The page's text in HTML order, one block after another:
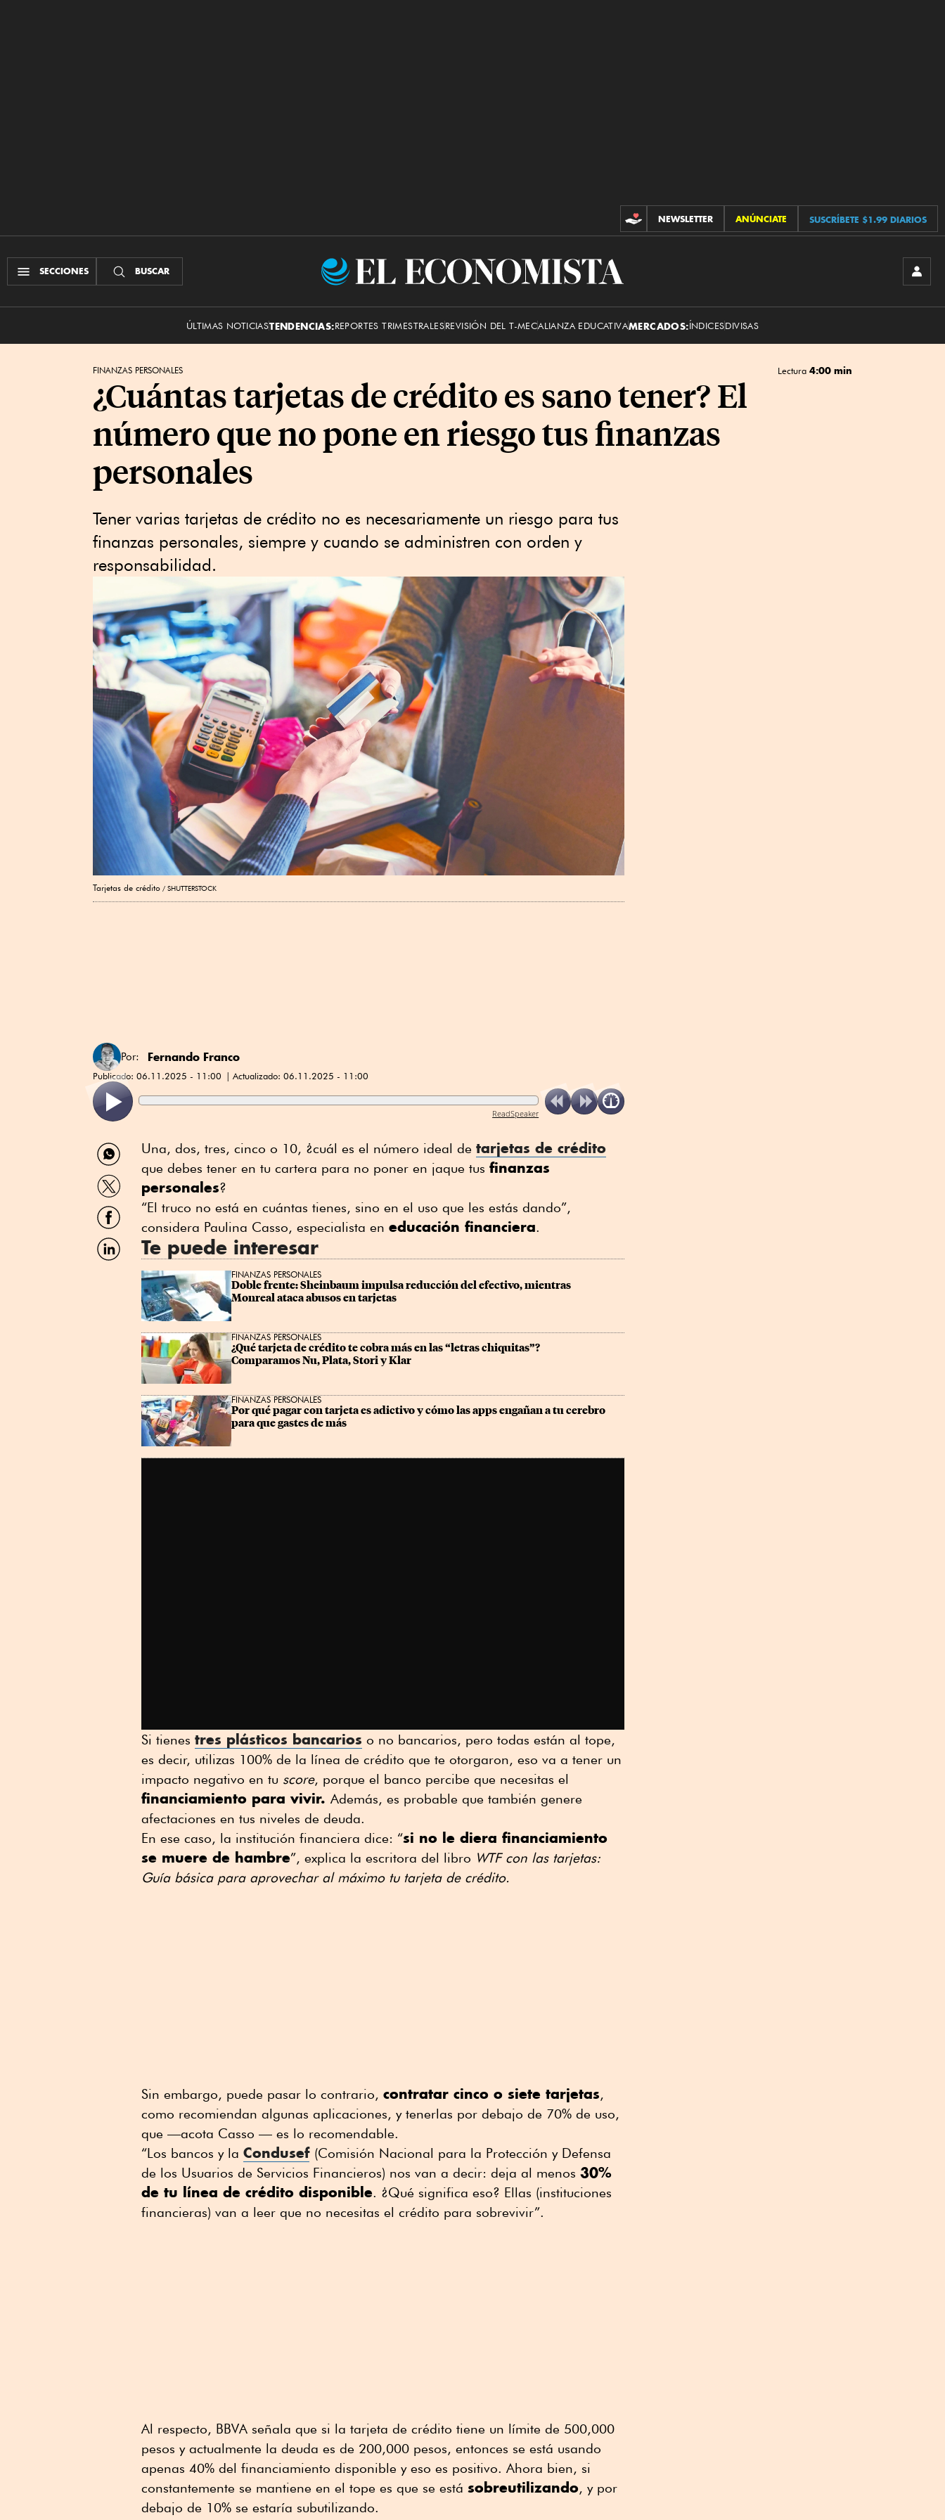
CONTRIBUCIONES
NEWSLETTER ANÚNCIATE SUSCRÍBETE $1.99 DIARIOS
SECCIONES BUSCAR
El
ÚLTIMAS NOTICIASTENDENCIAS:REPORTES TRIMESTRALESREVISIÓN DEL T-MECALIANZA EDUCATIVAMERCADOS:ÍNDICESDIVISAS
FINANZAS PERSONALES Lectura 4:00 min
¿Cuántas tarjetas de crédito es sano tener? El
número que no pone en riesgo tus finanzas
personales
Tener varias tarjetas de crédito no es necesariamente un riesgo para tus
finanzas personales, siempre y cuando se administren con orden y
responsabilidad.
Tarjetas de crédito SHUTTERSTOCK
Por: Fernando Franco
Publicado: 06.11.2025 - 11:00 Actualizado: 06.11.2025 - 11:00
ReadSpeaker
Compartir
por
WhatsApp
Compartir
por
Twitter
Compartir
por
Facebook
Compartir
por
Una, dos, tres, cinco o 10, ¿cuál es el número ideal de tarjetas de crédito
que debes tener en tu cartera para no poner en jaque tus finanzas
personales?
“El truco no está en cuántas tienes, sino en el uso que les estás dando”,
considera Paulina Casso, especialista en educación financiera.
Te puede interesar
FINANZAS PERSONALES
Doble frente: Sheinbaum impulsa reducción del efectivo, mientras
Monreal ataca abusos en tarjetas
FINANZAS PERSONALES
¿Qué tarjeta de crédito te cobra más en las “letras chiquitas”?
Comparamos Nu, Plata, Stori y Klar
FINANZAS PERSONALES
Por qué pagar con tarjeta es adictivo y cómo las apps engañan a tu cerebro
para que gastes de más
Si tienes tres plásticos bancarios o no bancarios, pero todas están al tope,
es decir, utilizas 100% de la línea de crédito que te otorgaron, eso va a tener un
impacto negativo en tu score, porque el banco percibe que necesitas el
financiamiento para vivir. Además, es probable que también genere
afectaciones en tus niveles de deuda.
En ese caso, la institución financiera dice: “si no le diera financiamiento
se muere de hambre”, explica la escritora del libro WTF con las tarjetas:
Guía básica para aprovechar al máximo tu tarjeta de crédito.
Sin embargo, puede pasar lo contrario, contratar cinco o siete tarjetas,
como recomiendan algunas aplicaciones, y tenerlas por debajo de 70% de uso,
que —acota Casso — es lo recomendable.
“Los bancos y la Condusef (Comisión Nacional para la Protección y Defensa
de los Usuarios de Servicios Financieros) nos van a decir: deja al menos 30%
de tu línea de crédito disponible. ¿Qué significa eso? Ellas (instituciones
financieras) van a leer que no necesitas el crédito para sobrevivir”.
Al respecto, BBVA señala que si la tarjeta de crédito tiene un límite de 500,000
pesos y actualmente la deuda es de 200,000 pesos, entonces se está usando
apenas 40% del financiamiento disponible y eso es positivo. Ahora bien, si
constantemente se mantiene en el tope es que se está sobreutilizando, y por
debajo de 10% se estaría subutilizando.